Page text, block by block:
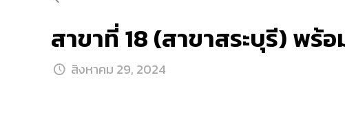
สาขาที่ 18 (สาขาสระบุรี) พร้
สิงหาคม 29, 2024